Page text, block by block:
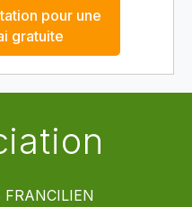
pour une
gratuite